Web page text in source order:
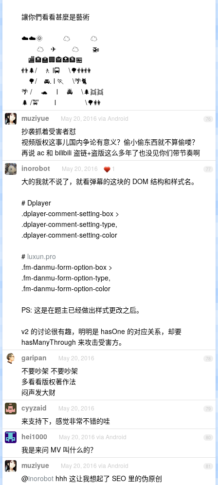
讓你們看看甚麼是藝術
☁️☁️🌞 ☁ ☁
☁ ✈ ☁ 🚁
🏬🏨🏫🏢🏤🏥🏦🏪
👬🌲/ 🚶 l🚍 \🌳👫👫
🌳/ 🚘. l 🏃 \🌴🐈
🌴 / 🐢 l 🚔 \🌲👯👯
🌲 /🚖 l \🌳👭
76
muziyue May 20, 2016 via Android
抄袭抓着受害者怼
视频版权这事儿国内争论有意义？偷小偷东西就不算偷喽？
再说 ac 和 bilibili 盗链+盗版这么多年了也没见你们带节奏啊
77
inorobot May 20, 2016 1
大的我就不说了，就看弹幕的这块的 DOM 结构和样式名。
# Dplayer
.dplayer-comment-setting-box >
.dplayer-comment-setting-type,
.dplayer-comment-setting-color
# luxun.pro
.fm-danmu-form-option-box >
.fm-danmu-form-option-type,
.fm-danmu-form-option-color
PS: 这是在题主已经做出样式更改之后。
v2 的讨论很有趣，明明是 hasOne 的对应关系，却要
hasManyThrough 来攻击受害方。
78
garipan May 20, 2016
不要吵架 不要吵架
多看看版权著作法
闷声发大财
79
cyyzaid May 20, 2016
来支持下，感觉非常不错的哇
80
hei1000 May 20, 2016 via Android
我是来问 MV 叫什么的？
81
muziyue May 20, 2016 via Android
@inorobot hhh 这让我想起了 SEO 里的伪原创